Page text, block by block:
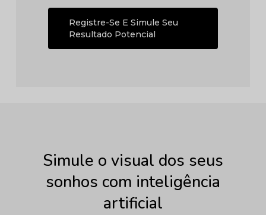
Registre-Se E Simule Seu
Resultado Potencial
Simule o visual dos seus
sonhos com inteligência
artificial